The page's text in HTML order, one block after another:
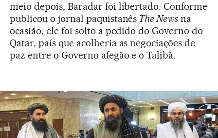
meio depois, Baradar foi libertado. Conforme
publicou o jornal paquistanês The News na
ocasião, ele foi solto a pedido do Governo do
Qatar, país que acolheria as negociações de
paz entre o Governo afegão e o Talibã.